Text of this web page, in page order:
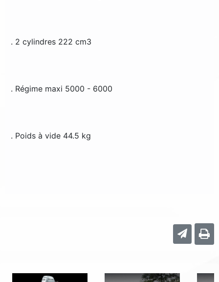
. 2 cylindres 222 cm3
. Régime maxi 5000 - 6000
. Poids à vide 44.5 kg